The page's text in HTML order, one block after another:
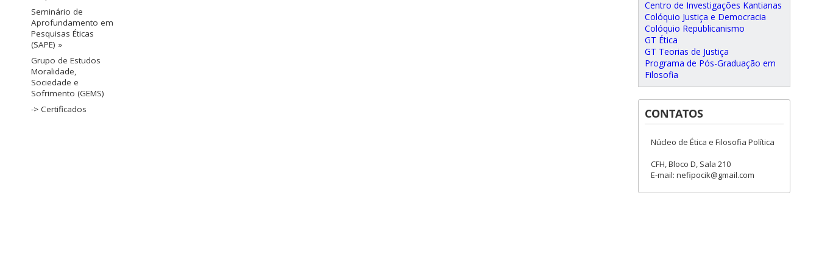
Seminário de
Aprofundamento em
Pesquisas Éticas
(SAPE) »
Grupo de Estudos
Moralidade,
Sociedade e
Sofrimento (GEMS)
-> Certificados
Centro de Investigações Kantianas
Colóquio Justiça e Democracia
Colóquio Republicanismo
GT Ética
GT Teorias de Justiça
Programa de Pós-Graduação em
Filosofia
CONTATOS
Núcleo de Ética e Filosofia Política
CFH, Bloco D, Sala 210
E-mail: nefipocik@gmail.com